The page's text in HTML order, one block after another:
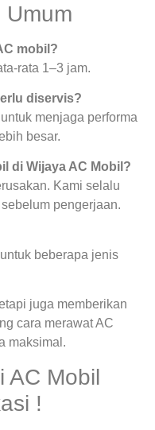
Umum
mobil?
rata 1–3 jam.
diservis?
menjaga performa
besar.
di Wijaya AC Mobil?
Kami selalu
pengerjaan.
beberapa jenis
juga memberikan
cara merawat AC
maksimal.
AC Mobil
!